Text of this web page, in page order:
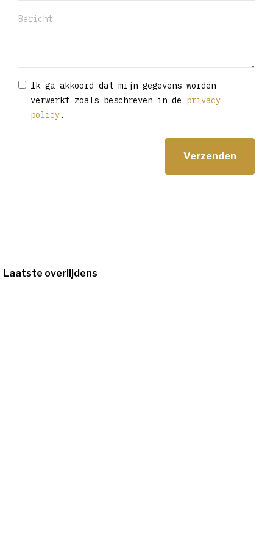
Ik ga akkoord dat mijn gegevens worden
verwerkt zoals beschreven in de privacy
policy.
Laatste overlijdens